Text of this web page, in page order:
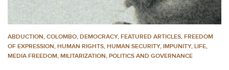
ABDUCTION, COLOMBO, DEMOCRACY, FEATURED ARTICLES, FREEDOM
OF EXPRESSION, HUMAN RIGHTS, HUMAN SECURITY, IMPUNITY, LIFE,
MEDIA FREEDOM, MILITARIZATION, POLITICS AND GOVERNANCE